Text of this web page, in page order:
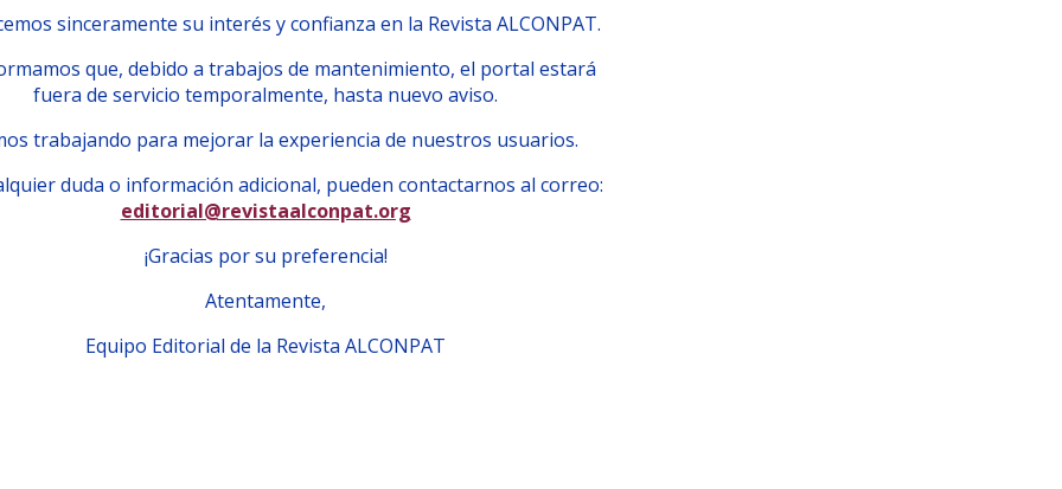
sinceramente su interés y confianza en la Revista ALCONPAT.
que, debido a trabajos de mantenimiento, el portal estará
fuera de servicio temporalmente, hasta nuevo aviso.
trabajando para mejorar la experiencia de nuestros usuarios.
duda o información adicional, pueden contactarnos al correo:
editorial@revistaalconpat.org
¡Gracias por su preferencia!
Atentamente,
Equipo Editorial de la Revista ALCONPAT